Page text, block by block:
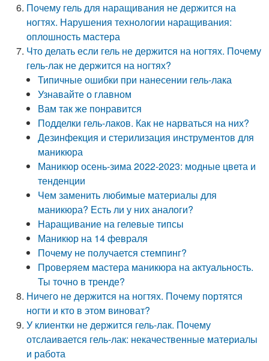
Почему гель для наращивания не держится на
ногтях. Нарушения технологии наращивания:
оплошность мастера
Что делать если гель не держится на ногтях. Почему
гель-лак не держится на ногтях?
Типичные ошибки при нанесении гель-лака
Узнавайте о главном
Вам так же понравится
Подделки гель-лаков. Как не нарваться на них?
Дезинфекция и стерилизация инструментов для
маникюра
Маникюр осень-зима 2022-2023: модные цвета и
тенденции
Чем заменить любимые материалы для
маникюра? Есть ли у них аналоги?
Наращивание на гелевые типсы
Маникюр на 14 февраля
Почему не получается стемпинг?
Проверяем мастера маникюра на актуальность.
Ты точно в тренде?
Ничего не держится на ногтях. Почему портятся
ногти и кто в этом виноват?
У клиентки не держится гель-лак. Почему
отслаивается гель-лак: некачественные материалы
и работа